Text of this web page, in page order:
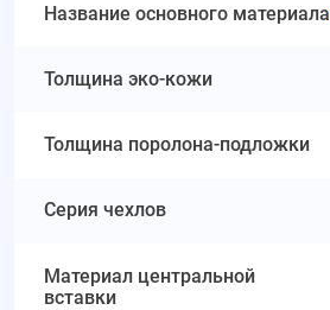
Название основного материала
Толщина эко-кожи
Толщина поролона-подложки
Серия чехлов
Материал центральной
вставки